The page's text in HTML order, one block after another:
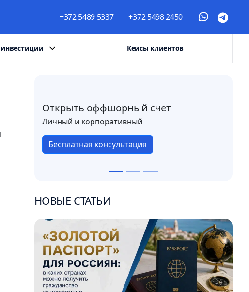
+372 5489 5337 +372 5498 2450
инвестиции Кейсы клиентов
Открыть оффшорный счет
Личный и корпоративный
Бесплатная консультация
НОВЫЕ СТАТЬИ